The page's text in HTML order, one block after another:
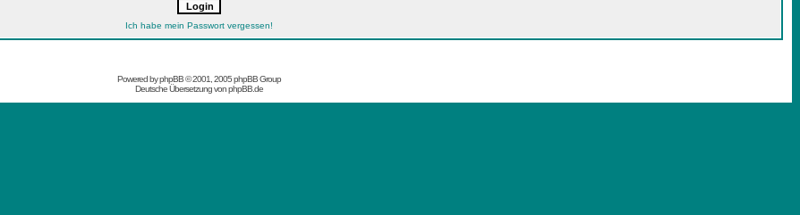
Ich habe mein Passwort vergessen!
Powered byphpBB© 2001, 2005 phpBB Group
Deutsche Übersetzung vonphpBB.de